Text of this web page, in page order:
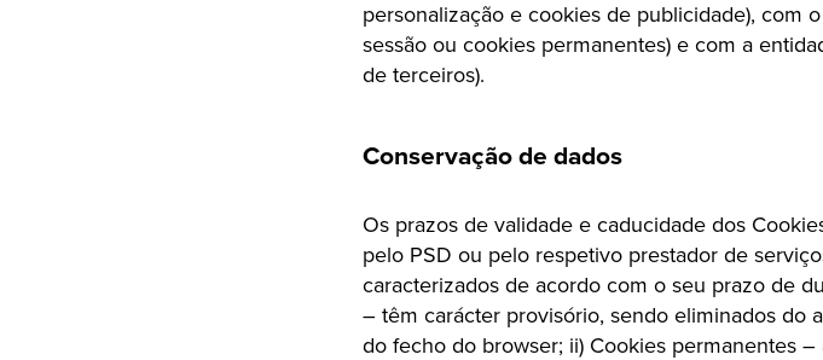
personalização e cookies de publicidade), com
sessão ou cookies permanentes) e com a
de terceiros).
Conservação de dados
Os prazos de validade e caducidade dos
pelo PSD ou pelo respetivo prestador de
caracterizados de acordo com o seu prazo de
– têm carácter provisório, sendo eliminados do
do fecho do browser; ii) Cookies permanentes